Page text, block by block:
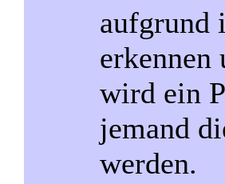
aufgrund
erkennen
wird ein
jemand
werden.